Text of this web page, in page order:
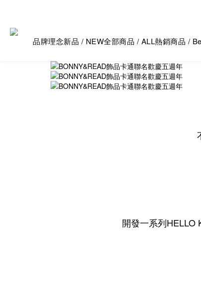
品牌理念新品 / NEW全部商品 / ALL熱銷商品 /
開發一系列HELLO